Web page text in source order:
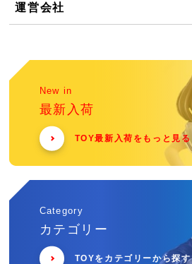
運営会社
New in
最新入荷
TOY最新入荷をもっと見る
Category
カテゴリー
TOYをカテゴリーから探す